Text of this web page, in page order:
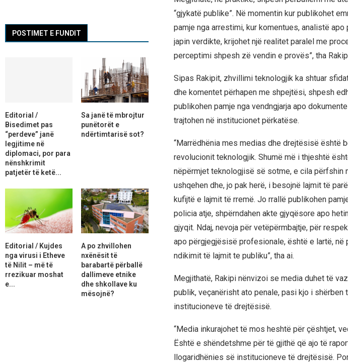
“gjykatë publike”. Në momentin kur publikohet
pamje nga arrestimi, kur komentues, analistë
japin verdikte, krijohet një realitet paralel me
perceptimi shpesh zë vendin e provës”, tha
Sipas Rakipit, zhvillimi teknologjik ka shtuar
dhe komentet përhapen me shpejtësi, shpesh
publikohen pamje nga vendngjarja apo
trajtohen në institucionet përkatëse.
“Marrëdhënia mes medias dhe drejtësisë është
revolucionit teknologjik. Shumë më i thjeshtë
nëpërmjet teknologjisë së sotme, e cila përfshin
ushqehen dhe, jo pak herë, i besojnë lajmit të
kufijtë e lajmit të rremë. Jo rrallë publikohen
policia atje, shpërndahen akte gjyqësore apo
gjyqit. Ndaj, nevoja për vetëpërmbajtje, për
apo përgjegjësisë profesionale, është e lartë, në
ndikimit të lajmit te publiku”, tha ai.
Megjithatë, Rakipi nënvizoi se media duhet të
publik, veçanërisht ato penale, pasi kjo i
institucioneve të drejtësisë.
“Media inkurajohet të mos heshtë për çështjet,
Është e shëndetshme për të gjithë që ajo të
llogaridhënies së institucioneve të drejtësisë.
POSTIMET E FUNDIT
Editorial /
Bisedimet pas
“perdeve” janë
legjitime në
diplomaci, por para
nënshkrimit
patjetër të ketë...
Sa janë të mbrojtur
punëtorët e
ndërtimtarisë sot?
Editorial / Kujdes
nga virusi i Etheve
të Nilit – më të
rrezikuar moshat
e...
A po zhvillohen
nxënësit të
barabartë përballë
dallimeve etnike
dhe shkollave ku
mësojnë?